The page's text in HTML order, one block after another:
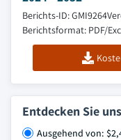
Berichts-ID: GMI9264
Berichtsformat: PDF/
Entdecken Sie
Ausgehend von: